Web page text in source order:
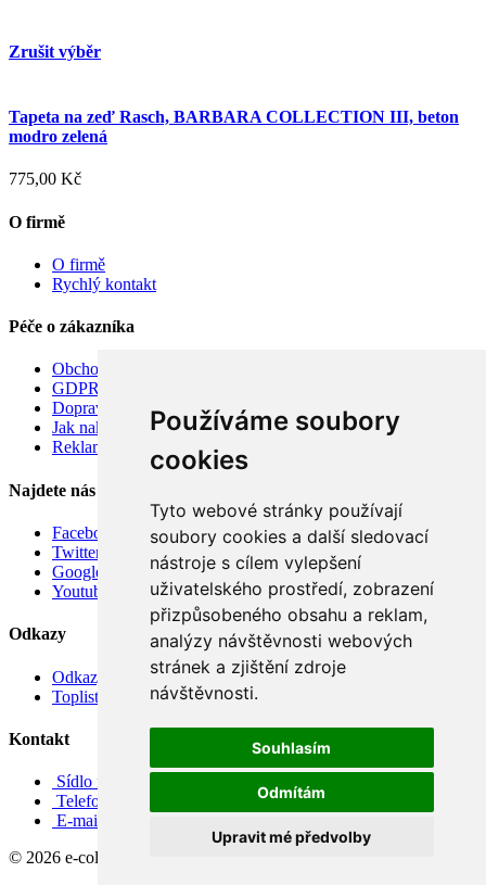
Používáme soubory
cookies
Tyto webové stránky používají
soubory cookies a další sledovací
nástroje s cílem vylepšení
uživatelského prostředí, zobrazení
přizpůsobeného obsahu a reklam,
analýzy návštěvnosti webových
stránek a zjištění zdroje
návštěvnosti.
Souhlasím
Odmítám
Upravit mé předvolby
Zrušit výběr
Tapeta na zeď Rasch, BARBARA COLLECTION III, beton
modro zelená
775,00 Kč
O firmě
O firmě
Rychlý kontakt
Péče o zákazníka
Obchodní podmínky
GDPR
Doprava
Jak nakupovat
Reklamace
Najdete nás
Facebook
Twitter
Google
Youtube
Odkazy
Odkazy
Toplist
Kontakt
Sídlo firmy: Boženy Němcové 739/1, Svitavy 568 02, CZ
Telefon: +420 608 449 590
E-mail: info@e-color.cz
© 2026 e-color.cz